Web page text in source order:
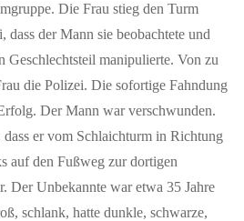
gemeinsam ihre Unterstützung für
vs. Argentinien – Die
Public Viewing im Munotsaal der
Die Frau stieg den Turm
dass der Mann sie beobachtete und
Geschlechtsteil manipulierte. Von zu
die Polizei. Die sofortige Fahndung
Der Mann war verschwunden.
er vom Schlaichturm in Richtung
auf den Fußweg zur dortigen
Der Unbekannte war etwa 35 Jahre
schlank, hatte dunkle, schwarze,